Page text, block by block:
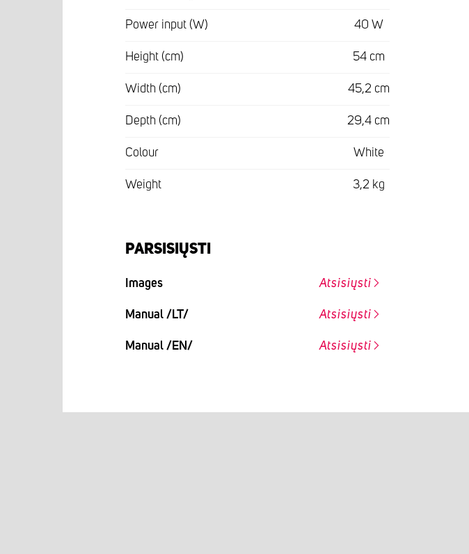
Power input (W) 40 W
Height (cm) 54 cm
Width (cm) 45,2 cm
Depth (cm) 29,4 cm
Colour White
Weight 3,2 kg
PARSISIŲSTI
Images Atsisiųsti
Manual /LT/ Atsisiųsti
Manual /EN/ Atsisiųsti